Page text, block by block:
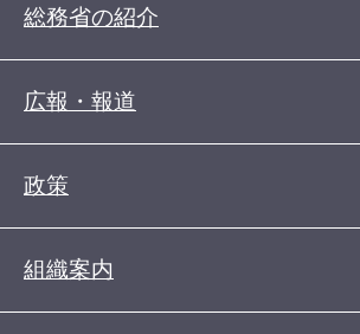
総務省の紹介
広報・報道
政策
組織案内